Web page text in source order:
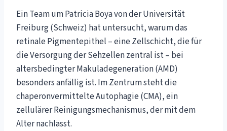
Ein Team um Patricia Boya von der Universität
Freiburg (Schweiz) hat untersucht, warum das
retinale Pigmentepithel – eine Zellschicht, die für
die Versorgung der Sehzellen zentral ist – bei
altersbedingter Makuladegeneration (AMD)
besonders anfällig ist. Im Zentrum steht die
chaperonvermittelte Autophagie (CMA), ein
zellulärer Reinigungsmechanismus, der mit dem
Alter nachlässt.